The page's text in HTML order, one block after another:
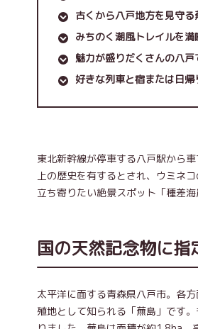
古くから八戸地方を見守る
みちのく潮風トレイルを
魅力が盛りだくさんの八
好きな列車と宿または日帰
東北新幹線が停車する八戸駅から
上の歴史を有するとされ、ウミネ
立ち寄りたい絶景スポット「種差海
国の天然記念物に指
太平洋に面する青森県八戸市。各
殖地として知られる「蕪島」です